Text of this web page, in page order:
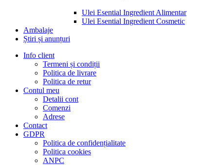
Ulei Esential Ingredient Alimentar
Ulei Esential Ingredient Cosmetic
Ambalaje
Știri și anunțuri
Info client
Termeni și condiții
Politica de livrare
Politica de retur
Contul meu
Detalii cont
Comenzi
Adrese
Contact
GDPR
Politica de confidențialitate
Politica cookies
ANPC